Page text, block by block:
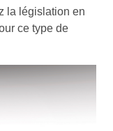
la législation en
ce type de